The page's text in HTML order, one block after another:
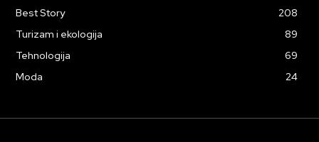
Best Story
208
Turizam i ekologija
89
Tehnologija
69
Moda
24